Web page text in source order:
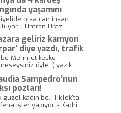
yaşamını
olsa can insan
- Umran Uraz
geliriz kamyon
diye yazdı, trafik
öldü!
Mehmet keşke
öyle :( yazık
Sampedro’nun
pozları!
güzel kadın be.. TikTok'ta
işler yapıyor. - Kadri